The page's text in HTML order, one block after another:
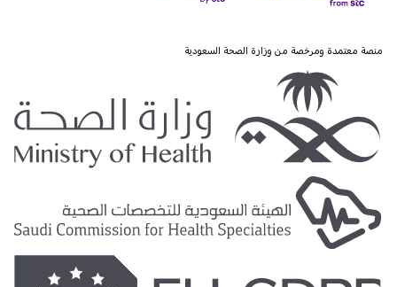
منصة معتمدة ومرخصة من وزارة الصحة السعودية